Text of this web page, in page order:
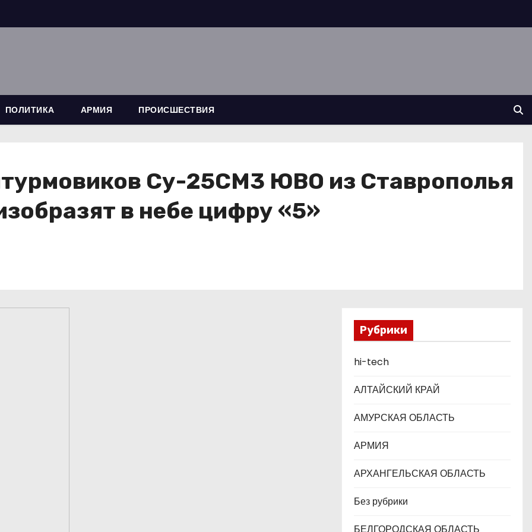
ПОЛИТИКА АРМИЯ ПРОИСШЕСТВИЯ
Су-25СМ3 ЮВО из Ставрополья
в небе цифру «5»
Рубрики
hi-tech
АЛТАЙСКИЙ КРАЙ
АМУРСКАЯ ОБЛАСТЬ
АРМИЯ
АРХАНГЕЛЬСКАЯ ОБЛАСТЬ
Без рубрики